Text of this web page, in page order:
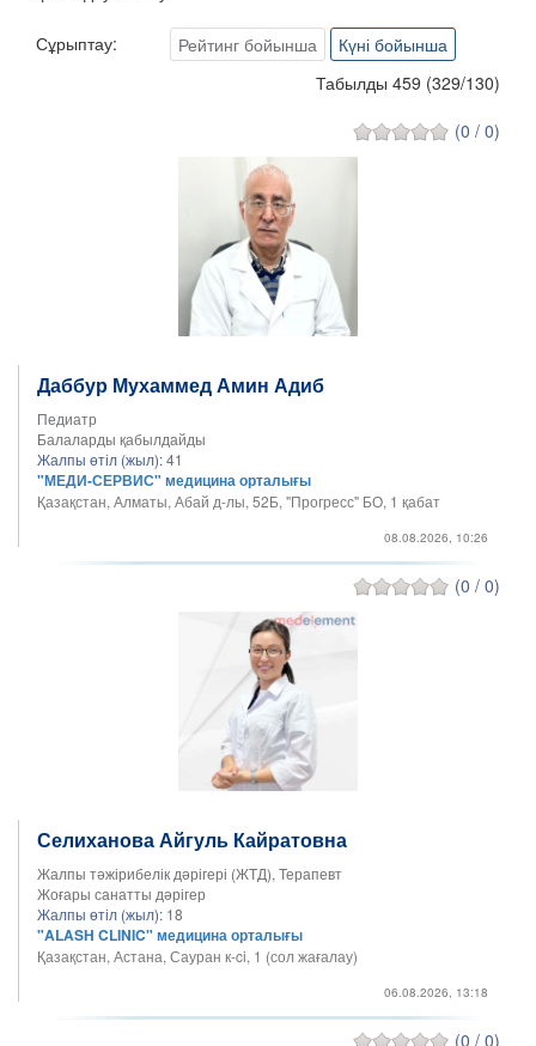
Сұрыптау: Рейтинг бойынша
Күні бойынша
Табылды 459 (329/130)
(0 / 0)
Даббур Мухаммед Амин Адиб
Педиатр
Балаларды қабылдайды
Жалпы өтіл (жыл):41
"МЕДИ-СЕРВИС" медицина орталығы
Қазақстан, Алматы, Абай д-лы, 52Б, "Прогресс" БО, 1 қабат
08.08.2026, 10:26
(0 / 0)
Селиханова Айгуль Кайратовна
Жалпы тәжірибелік дәрігері (ЖТД), Терапевт
Жоғары санатты дәрігер
Жалпы өтіл (жыл): 18
"ALASH CLINIC" медицина орталығы
Қазақстан, Астана, Сауран к-ci, 1 (сол жағалау)
06.08.2026, 13:18
(0 / 0)